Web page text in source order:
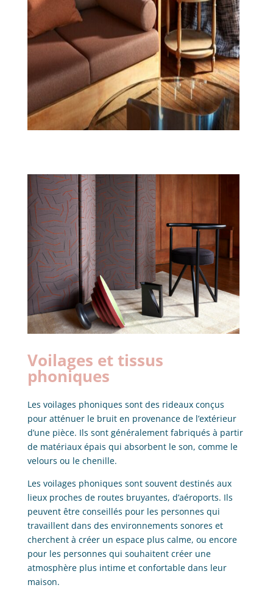
Voilages et tissus
phoniques
Les voilages phoniques sont des rideaux conçus
pour atténuer le bruit en provenance de l’extérieur
d’une pièce. Ils sont généralement fabriqués à partir
de matériaux épais qui absorbent le son, comme le
velours ou le chenille.
Les voilages phoniques sont souvent destinés aux
lieux proches de routes bruyantes, d’aéroports. Ils
peuvent être conseillés pour les personnes qui
travaillent dans des environnements sonores et
cherchent à créer un espace plus calme, ou encore
pour les personnes qui souhaitent créer une
atmosphère plus intime et confortable dans leur
maison.